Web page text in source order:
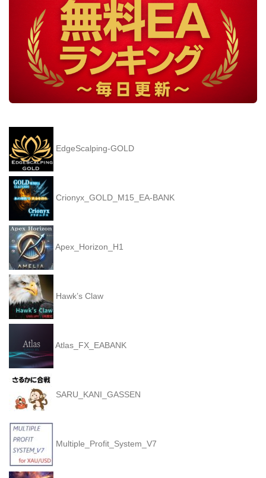
EdgeScalping-GOLD
Crionyx_GOLD_M15_EA-BANK
Apex_Horizon_H1
Hawk’s Claw
Atlas_FX_EABANK
SARU_KANI_GASSEN
Multiple_Profit_System_V7